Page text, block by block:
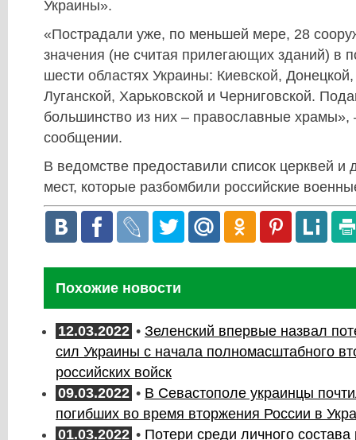
Украины».
«Пострадали уже, по меньшей мере, 28
значения (не считая прилегающих зданий) в
шести областях Украины: Киевской,
Луганской, Харьковской и Черниговской.
большинство из них – православные храмы»,
сообщении.
В ведомстве предоставили список церквей и
мест, которые разбомбили российские
Похожие новости
12.03.2022 • Зеленский впервые назвал
сил Украины с начала полномасштабного
российских войск
09.03.2022 • В Севастополе украинцы
погибших во время вторжения России в
01.03.2022 • Потери среди личного состава